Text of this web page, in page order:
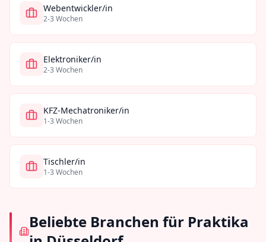
Webentwickler/in
2-3 Wochen
Elektroniker/in
2-3 Wochen
KFZ-Mechatroniker/in
1-3 Wochen
Tischler/in
1-3 Wochen
Beliebte Branchen für Praktika